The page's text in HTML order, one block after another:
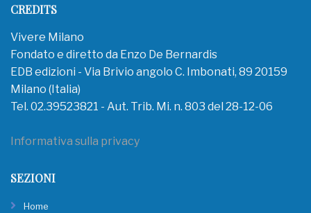
CREDITS
Vivere Milano
Fondato e diretto da Enzo De Bernardis
EDB edizioni - Via Brivio angolo C. Imbonati, 89 20159
Milano (Italia)
Tel. 02.39523821 - Aut. Trib. Mi. n. 803 del 28-12-06
Informativa sulla privacy
SEZIONI
Home